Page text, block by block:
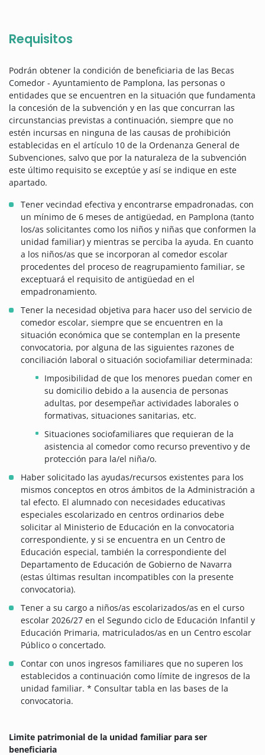
Requisitos
Podrán obtener la condición de beneficiaria de las Becas
Comedor - Ayuntamiento de Pamplona, las personas o
entidades que se encuentren en la situación que fundamenta
la concesión de la subvención y en las que concurran las
circunstancias previstas a continuación, siempre que no
estén incursas en ninguna de las causas de prohibición
establecidas en el artículo 10 de la Ordenanza General de
Subvenciones, salvo que por la naturaleza de la subvención
este último requisito se exceptúe y así se indique en este
apartado.
Tener vecindad efectiva y encontrarse empadronadas, con
un mínimo de 6 meses de antigüedad, en Pamplona (tanto
los/as solicitantes como los niños y niñas que conformen la
unidad familiar) y mientras se perciba la ayuda. En cuanto
a los niños/as que se incorporan al comedor escolar
procedentes del proceso de reagrupamiento familiar, se
exceptuará el requisito de antigüedad en el
empadronamiento.
Tener la necesidad objetiva para hacer uso del servicio de
comedor escolar, siempre que se encuentren en la
situación económica que se contemplan en la presente
convocatoria, por alguna de las siguientes razones de
conciliación laboral o situación sociofamiliar determinada:
Imposibilidad de que los menores puedan comer en
su domicilio debido a la ausencia de personas
adultas, por desempeñar actividades laborales o
formativas, situaciones sanitarias, etc.
Situaciones sociofamiliares que requieran de la
asistencia al comedor como recurso preventivo y de
protección para la/el niña/o.
Haber solicitado las ayudas/recursos existentes para los
mismos conceptos en otros ámbitos de la Administración a
tal efecto. El alumnado con necesidades educativas
especiales escolarizado en centros ordinarios debe
solicitar al Ministerio de Educación en la convocatoria
correspondiente, y si se encuentra en un Centro de
Educación especial, también la correspondiente del
Departamento de Educación de Gobierno de Navarra
(estas últimas resultan incompatibles con la presente
convocatoria).
Tener a su cargo a niños/as escolarizados/as en el curso
escolar 2026/27 en el Segundo ciclo de Educación Infantil y
Educación Primaria, matriculados/as en un Centro escolar
Público o concertado.
Contar con unos ingresos familiares que no superen los
establecidos a continuación como límite de ingresos de la
unidad familiar. * Consultar tabla en las bases de la
convocatoria.
Limite patrimonial de la unidad familiar para ser
beneficiaria